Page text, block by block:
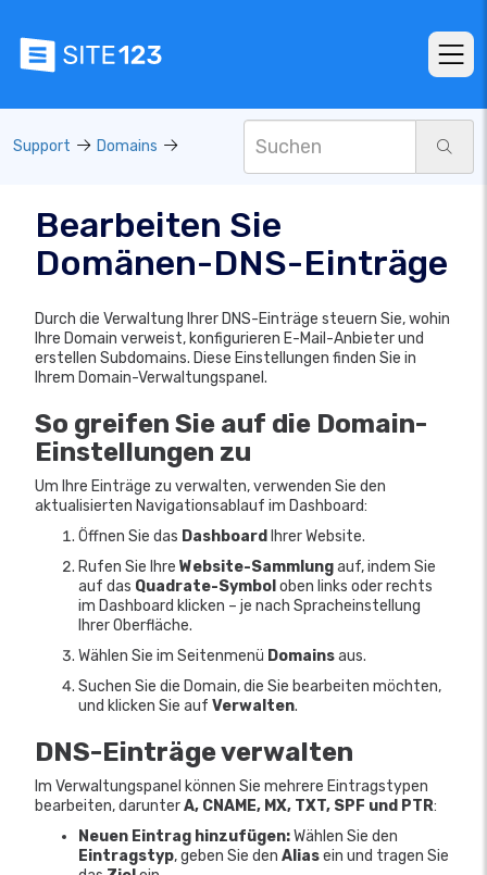
Support Domains
Bearbeiten Sie
Domänen-DNS-Einträge
Durch die Verwaltung Ihrer DNS-Einträge steuern Sie, wohin
Ihre Domain verweist, konfigurieren E-Mail-Anbieter und
erstellen Subdomains. Diese Einstellungen finden Sie in
Ihrem Domain-Verwaltungspanel.
So greifen Sie auf die Domain-
Einstellungen zu
Um Ihre Einträge zu verwalten, verwenden Sie den
aktualisierten Navigationsablauf im Dashboard:
Öffnen Sie das Dashboard Ihrer Website.
Rufen Sie Ihre Website-Sammlungauf, indem Sie
auf das Quadrate-Symbol oben links oder rechts
im Dashboard klicken – je nach Spracheinstellung
Ihrer Oberfläche.
Wählen Sie im Seitenmenü Domainsaus.
Suchen Sie die Domain, die Sie bearbeiten möchten,
und klicken Sie auf Verwalten.
DNS-Einträge verwalten
Im Verwaltungspanel können Sie mehrere Eintragstypen
bearbeiten, darunterA, CNAME, MX, TXT, SPF und PTR:
Neuen Eintrag hinzufügen:Wählen Sie den
Eintragstyp, geben Sie den Aliasein und tragen Sie